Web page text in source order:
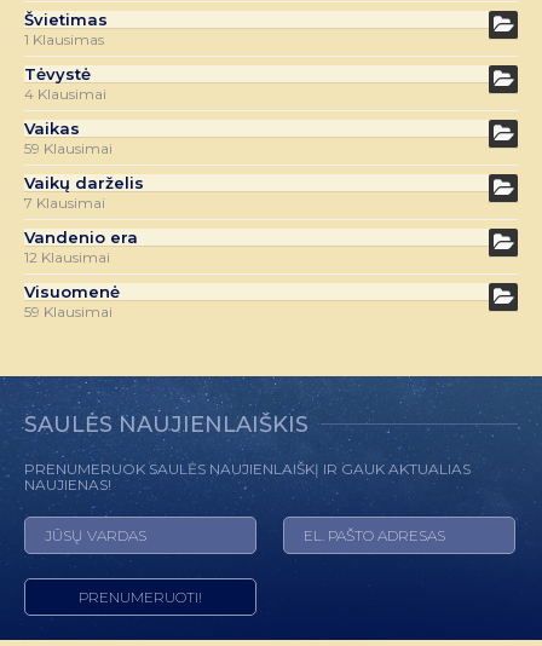
Švietimas
1 Klausimas
Tėvystė
4 Klausimai
Vaikas
59 Klausimai
Vaikų darželis
7 Klausimai
Vandenio era
12 Klausimai
Visuomenė
59 Klausimai
SAULĖS NAUJIENLAIŠKIS
PRENUMERUOK SAULĖS NAUJIENLAIŠKĮ IR GAUK AKTUALIAS
NAUJIENAS!